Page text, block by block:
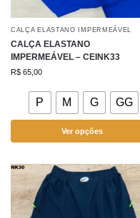
CALÇA ELASTANO IMPERMEÁVEL
CALÇA ELASTANO
IMPERMEÁVEL – CEINK33
R$ 65,00
P M G GG
Ver opções